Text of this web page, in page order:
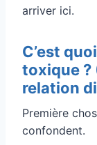
arriver ici.
C’est
toxique ?
relation
Première
confondent.